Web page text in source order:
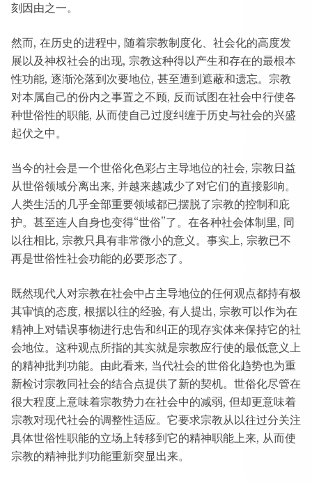
刻因由之一。
然而, 在历史的进程中, 随着宗教制度化、社会化的高度发
展以及神权社会的出现, 宗教这种得以产生和存在的最根本
性功能, 逐渐沦落到次要地位, 甚至遭到遮蔽和遗忘。宗教
对本属自己的份内之事置之不顾, 反而试图在社会中行使各
种世俗性的职能, 从而使自己过度纠缠于历史与社会的兴盛
起伏之中。
当今的社会是一个世俗化色彩占主导地位的社会, 宗教日益
从世俗领域分离出来, 并越来越减少了对它们的直接影响。
人类生活的几乎全部重要领域都已摆脱了宗教的控制和庇
护。甚至连人自身也变得“世俗”了。在各种社会体制里, 同
以往相比, 宗教只具有非常微小的意义。事实上, 宗教已不
再是世俗性社会功能的必要形态了。
既然现代人对宗教在社会中占主导地位的任何观点都持有极
其审慎的态度, 根据以往的经验, 有人提出, 宗教可以作为在
精神上对错误事物进行忠告和纠正的现存实体来保持它的社
会地位。这种观点所指的其实就是宗教应行使的最低意义上
的精神批判功能。由此看来, 当代社会的世俗化趋势也为重
新检讨宗教同社会的结合点提供了新的契机。世俗化尽管在
很大程度上意味着宗教势力在社会中的减弱, 但却更意味着
宗教对现代社会的调整性适应。它要求宗教从以往过分关注
具体世俗性职能的立场上转移到它的精神职能上来, 从而使
宗教的精神批判功能重新突显出来。